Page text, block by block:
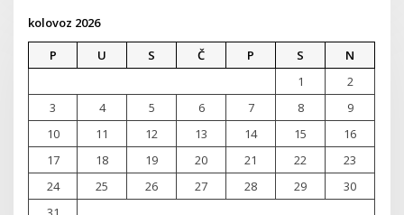
kolovoz 2026
P
U S Č P S
N
1
2
3
4 5 6 7 8
9
10
11 12 13 14 15
16
17
18 19 20 21 22
23
24
25 26 27 28 29
30